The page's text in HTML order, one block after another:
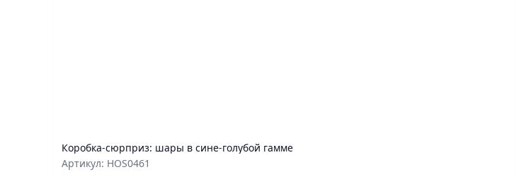
Коробка‑сюрприз: шары в сине‑голубой гамме
Артикул: HOS0461